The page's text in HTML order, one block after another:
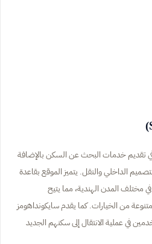
خدمات البحث عن السكن بالإضافة
الداخلي والنقل. يتميز الموقع بقاعدة
مختلف المدن الهندية، مما يتيح
من الخيارات. كما يقدم سايكونداهومز
عملية الانتقال إلى سكنهم الجديد